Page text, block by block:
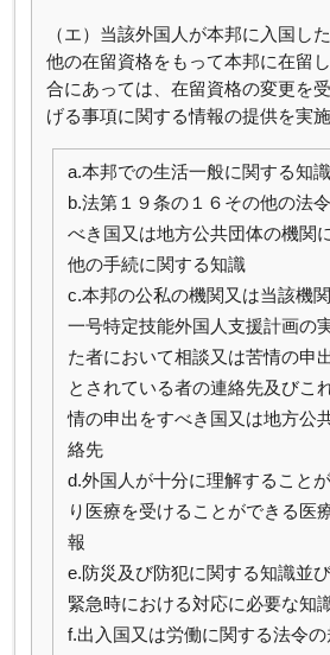
（エ）当該外国人が本邦に入国し
他の在留資格をもって本邦に在留
合にあっては、在留資格の変更を
げる事項に関する情報の提供を実施
a.本邦での生活一般に関する知識
b.法第１９条の１６その他の法
べき国又は地方公共団体の機関
他の手続に関する知識
c.本邦の公私の機関又は当該機
一号特定技能外国人支援計画の
た者において相談又は苦情の申
とされている者の連絡先及びこ
情の申出をすべき国又は地方公
絡先
d.外国人が十分に理解すること
り医療を受けることができる医
報
e.防災及び防犯に関する知識並
緊急時における対応に必要な知
f.出入国又は労働に関する法令